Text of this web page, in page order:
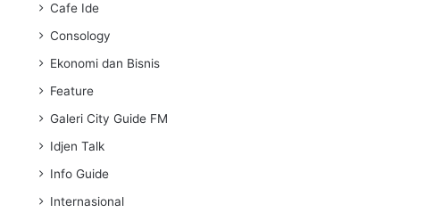
Cafe Ide
Consology
Ekonomi dan Bisnis
Feature
Galeri City Guide FM
Idjen Talk
Info Guide
Internasional